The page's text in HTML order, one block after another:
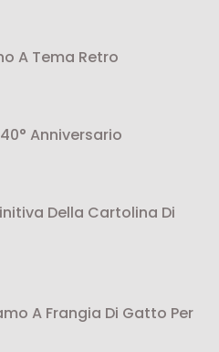
A Tema Retro
Anniversario
Della Cartolina Di
A Frangia Di Gatto Per